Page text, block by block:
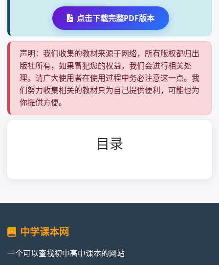
点击下载完整PDF版本
声明：我们收集的教材来源于网络，所有版权都归出
版社所有，如果冒犯您的权益，我们会进行相关处
理。请广大使用者在使用过程中务必注意这一点。我
们努力收集相关的教材只为自己提供便利，可能也为
你提供方便。
目录
中学课本网
一个可以查找初中高中课本的网站